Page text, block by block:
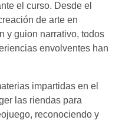
el curso. Desde el
de arte en
y guion narrativo, todos
envolventes han
impartidas en el
las riendas para
reconociendo y